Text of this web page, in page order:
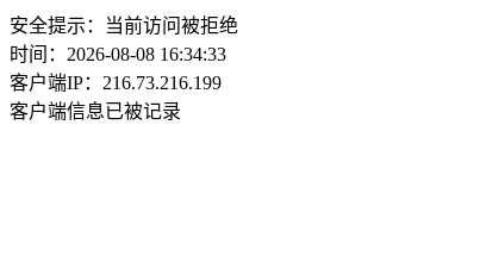
安全提示：当前访问被拒绝
时间：2026-08-08 16:34:33
客户端IP：216.73.216.199
客户端信息已被记录